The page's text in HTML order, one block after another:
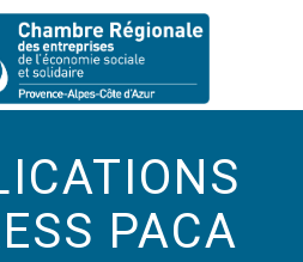
PACA